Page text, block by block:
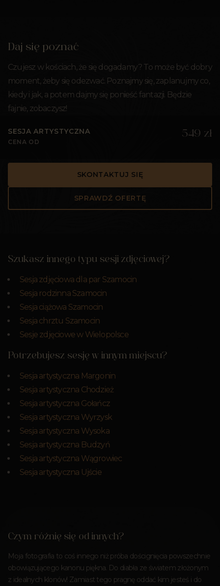
Daj się poznać
Czujesz w kościach, że się dogadamy? To może być dobry
moment, żeby się odezwać. Poznajmy się, zaplanujmy co,
kiedy i jak, a potem dajmy się ponieść fantazji. Będzie
fajnie, zobaczysz!
SESJA ARTYSTYCZNA
CENA OD
549 zł
SKONTAKTUJ SIĘ
SPRAWDŹ OFERTĘ
Szukasz innego typu sesji zdjęciowej?
Sesja zdjęciowa dla par Szamocin
Sesja rodzinna Szamocin
Sesja ciążowa Szamocin
Sesja chrztu Szamocin
Sesje zdjęciowe w Wielopolsce
Potrzebujesz sesję w innym miejscu?
Sesja artystyczna Margonin
Sesja artystyczna Chodzież
Sesja artystyczna Gołańcz
Sesja artystyczna Wyrzysk
Sesja artystyczna Wysoka
Sesja artystyczna Budzyń
Sesja artystyczna Wągrowiec
Sesja artystyczna Ujście
Czym różnię się od innych?
Moja fotografia to coś innego niż próba doścignięcia powszechnie
obowiązującego kanonu piękna. Do diabła ze światem złożonym
z idealnych klonów! Zamiast tego pragnę oddać kim jesteś i do